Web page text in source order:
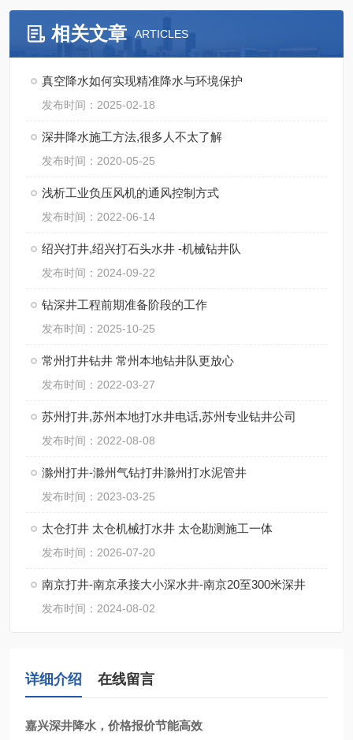
相关文章 ARTICLES
真空降水如何实现精准降水与环境保护
发布时间：2025-02-18
深井降水施工方法,很多人不太了解
发布时间：2020-05-25
浅析工业负压风机的通风控制方式
发布时间：2022-06-14
绍兴打井,绍兴打石头水井 -机械钻井队
发布时间：2024-09-22
钻深井工程前期准备阶段的工作
发布时间：2025-10-25
常州打井钻井 常州本地钻井队更放心
发布时间：2022-03-27
苏州打井,苏州本地打水井电话,苏州专业钻井公司
发布时间：2022-08-08
滁州打井-滁州气钻打井滁州打水泥管井
发布时间：2023-03-25
太仓打井 太仓机械打水井 太仓勘测施工一体
发布时间：2026-07-20
南京打井-南京承接大小深水井-南京20至300米深井
发布时间：2024-08-02
详细介绍 在线留言
嘉兴深井降水，价格报价节能高效